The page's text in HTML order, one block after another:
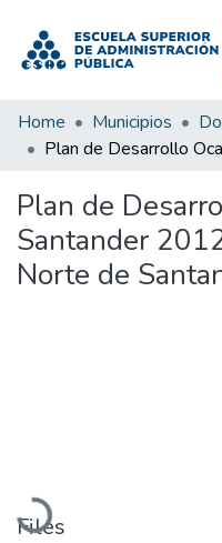
Home Municipios
Plan de
Santander
Norte de
Loading...
Files